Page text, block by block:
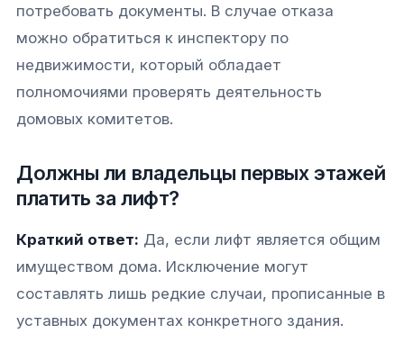
потребовать документы. В случае отказа
можно обратиться к инспектору по
недвижимости, который обладает
полномочиями проверять деятельность
домовых комитетов.
Должны ли владельцы первых этажей
платить за лифт?
Краткий ответ: Да, если лифт является общим
имуществом дома. Исключение могут
составлять лишь редкие случаи, прописанные в
уставных документах конкретного здания.